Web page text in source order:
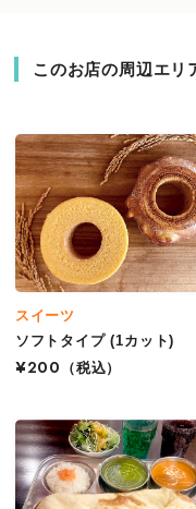
このお店の周辺エリ
スイーツ
ソフトタイプ (1カット)
¥200
（税込）